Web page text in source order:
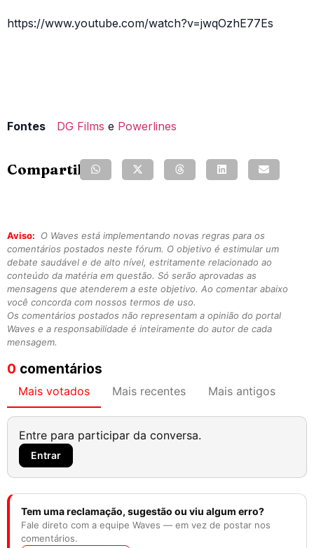
https://www.youtube.com/watch?v=jwqOzhE77Es
Fontes DG Films e Powerlines
Compartilhe:
Aviso:
O Waves está implementando novas regras para os
comentários postados neste fórum. O objetivo é estimular um
debate saudável e de alto nível, estritamente relacionado ao
conteúdo da matéria em questão. Só serão aprovadas as
mensagens que atenderem a este objetivo. Ao comentar abaixo
você concorda com nossos termos de uso.
Os comentários postados não representam a opinião do portal
Waves e a responsabilidade é inteiramente do autor de cada
mensagem.
0 comentários
Mais votados Mais recentes Mais antigos
Entre para participar da conversa.
Entrar
Tem uma reclamação, sugestão ou viu algum erro?
Fale direto com a equipe Waves — em vez de postar nos
comentários.